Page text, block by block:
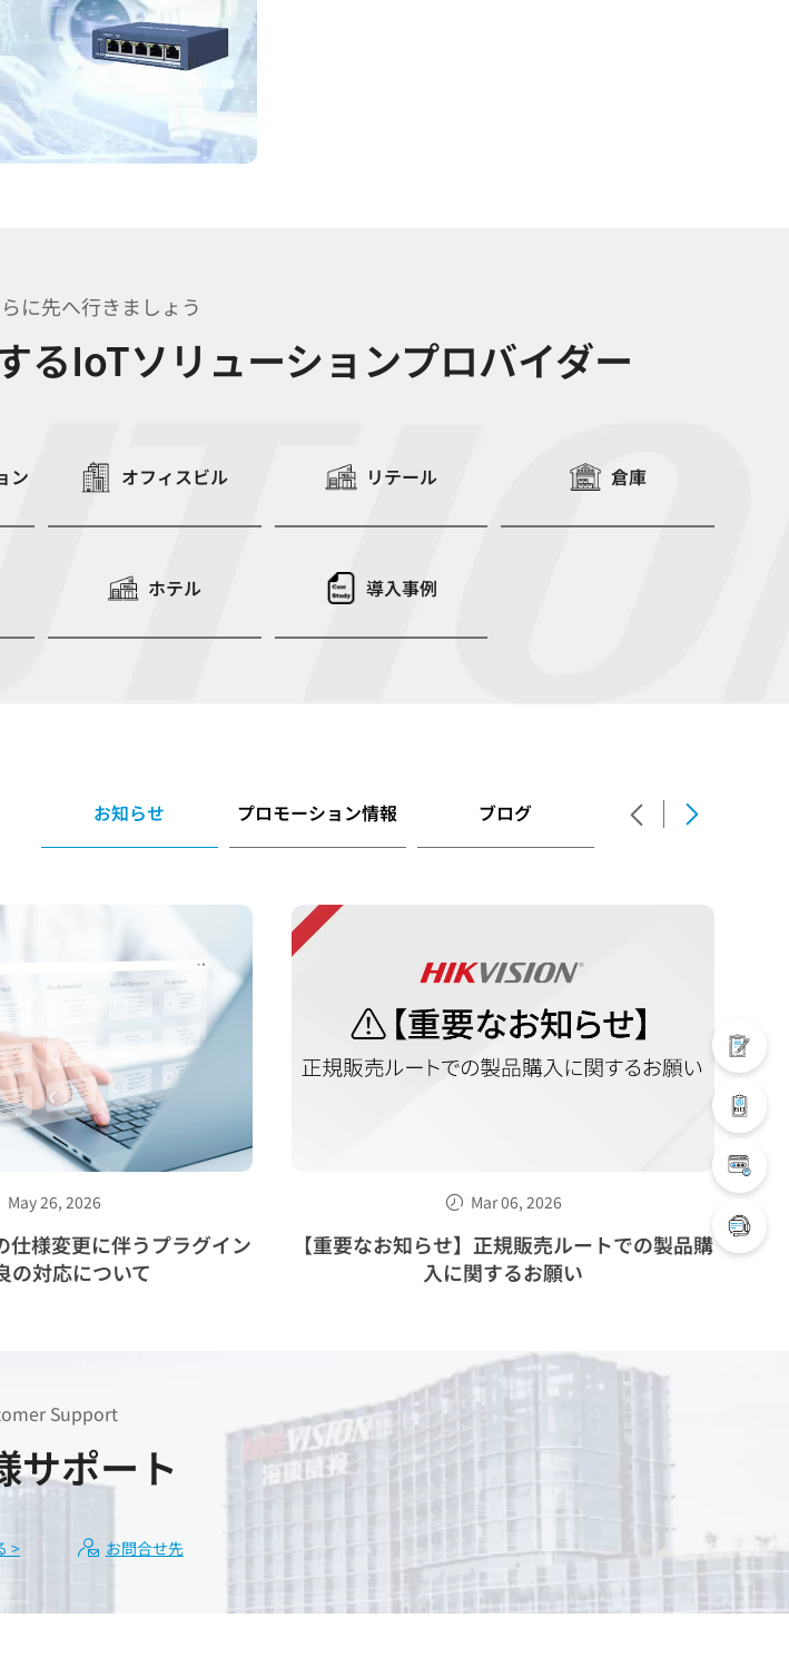
に先へ行きましょう
るIoTソリューションプロバイダー
ン オフィスビル リテール 倉庫
ホテル 導入事例
お知らせ プロモーション情報 ブログ
May 26, 2026
仕様変更に伴うプラグイン
の対応について
Mar 06, 2026
【重要なお知らせ】正規販売ルートでの製品購
入に関するお願い
Support
サポート
> お問合せ先